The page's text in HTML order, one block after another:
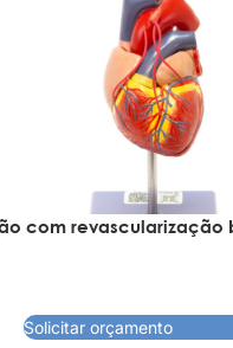
com revascularização
Solicitar orçamento